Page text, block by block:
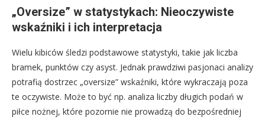
„Oversize” w statystykach: Nieoczywiste
wskaźniki i ich interpretacja
Wielu kibiców śledzi podstawowe statystyki, takie jak liczba
bramek, punktów czy asyst. Jednak prawdziwi pasjonaci analizy
potrafią dostrzec „oversize” wskaźniki, które wykraczają poza
te oczywiste. Może to być np. analiza liczby długich podań w
piłce nożnej, które pozornie nie prowadzą do bezpośredniej